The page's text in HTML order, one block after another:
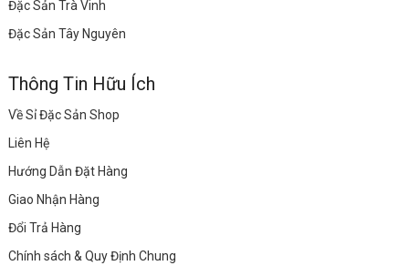
Đặc Sản Trà Vinh
Đặc Sản Tây Nguyên
Thông Tin Hữu Ích
Về Sỉ Đặc Sản Shop
Liên Hệ
Hướng Dẫn Đặt Hàng
Giao Nhận Hàng
Đổi Trả Hàng
Chính sách & Quy Định Chung